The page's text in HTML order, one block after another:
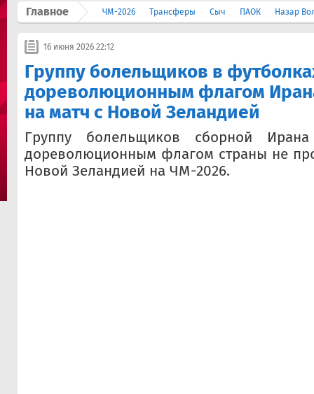
Главное ЧМ-2026 Трансферы Сыч ПАОК Назар
16 июня 2026 22:12
Группу болельщиков в
дореволюционным флагом
на матч с Новой Зеландией
Группу болельщиков сборной
дореволюционным флагом страны не
Новой Зеландией на ЧМ-2026.